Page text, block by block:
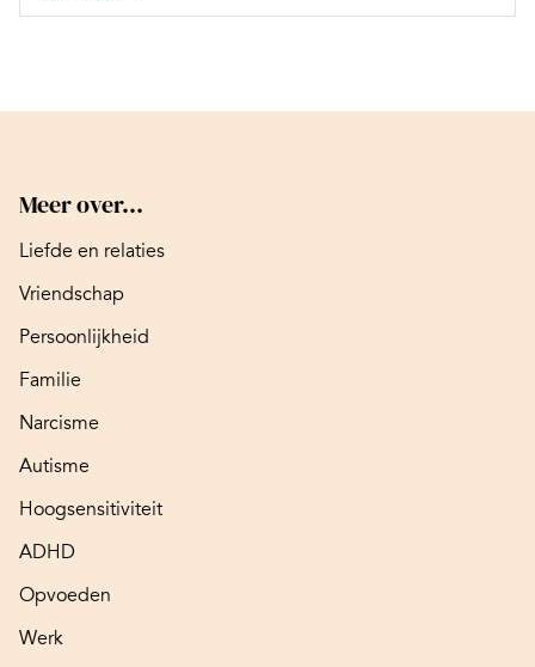
Meer over...
Liefde en relaties
Vriendschap
Persoonlijkheid
Familie
Narcisme
Autisme
Hoogsensitiviteit
ADHD
Opvoeden
Werk